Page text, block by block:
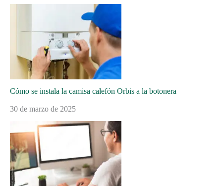
Cómo se instala la camisa calefón Orbis a la botonera
30 de marzo de 2025